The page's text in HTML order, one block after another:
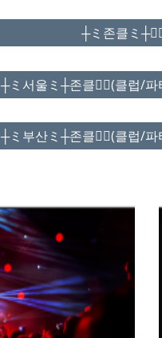
┼ミ존클ミ
┼ミ서울ミ┼존클❤️‍🔥(클럽/
┼ミ부산ミ┼존클❤️‍🔥(클럽/